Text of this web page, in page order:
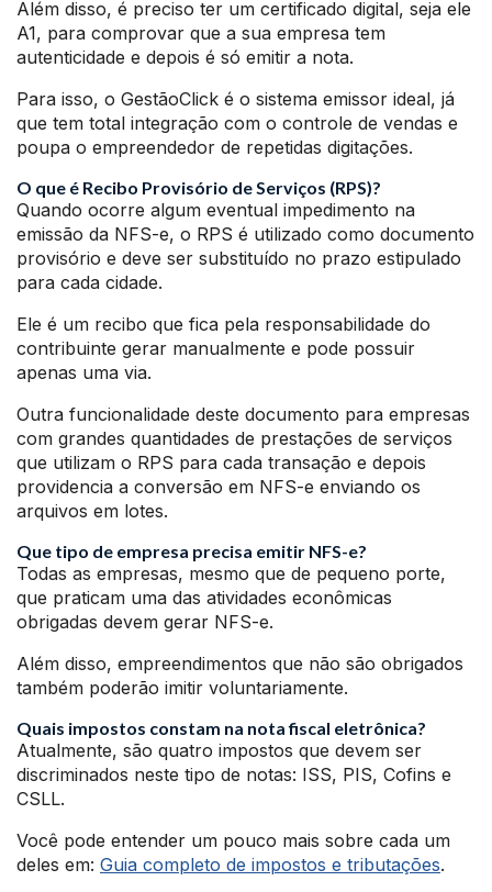
Além disso, é preciso ter um certificado digital, seja ele
A1, para comprovar que a sua empresa tem
autenticidade e depois é só emitir a nota.
Para isso, o GestãoClick é o sistema emissor ideal, já
que tem total integração com o controle de vendas e
poupa o empreendedor de repetidas digitações.
O que é Recibo Provisório de Serviços (RPS)?
Quando ocorre algum eventual impedimento na
emissão da NFS-e, o RPS é utilizado como documento
provisório e deve ser substituído no prazo estipulado
para cada cidade.
Ele é um recibo que fica pela responsabilidade do
contribuinte gerar manualmente e pode possuir
apenas uma via.
Outra funcionalidade deste documento para empresas
com grandes quantidades de prestações de serviços
que utilizam o RPS para cada transação e depois
providencia a conversão em NFS-e enviando os
arquivos em lotes.
Que tipo de empresa precisa emitir NFS-e?
Todas as empresas, mesmo que de pequeno porte,
que praticam uma das atividades econômicas
obrigadas devem gerar NFS-e.
Além disso, empreendimentos que não são obrigados
também poderão imitir voluntariamente.
Quais impostos constam na nota fiscal eletrônica?
Atualmente, são quatro impostos que devem ser
discriminados neste tipo de notas: ISS, PIS, Cofins e
CSLL.
Você pode entender um pouco mais sobre cada um
deles em: Guia completo de impostos e tributações.